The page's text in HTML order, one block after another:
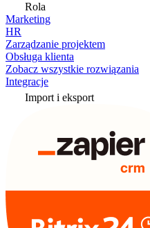
Rola
Marketing
HR
Zarządzanie projektem
Obsługa klienta
Zobacz wszystkie rozwiązania
Integracje
Import i eksport